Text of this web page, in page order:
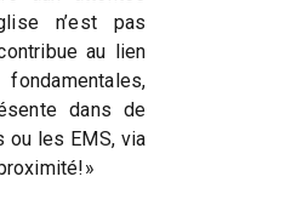
n’est pas
au lien
dans de
ou les EMS, via